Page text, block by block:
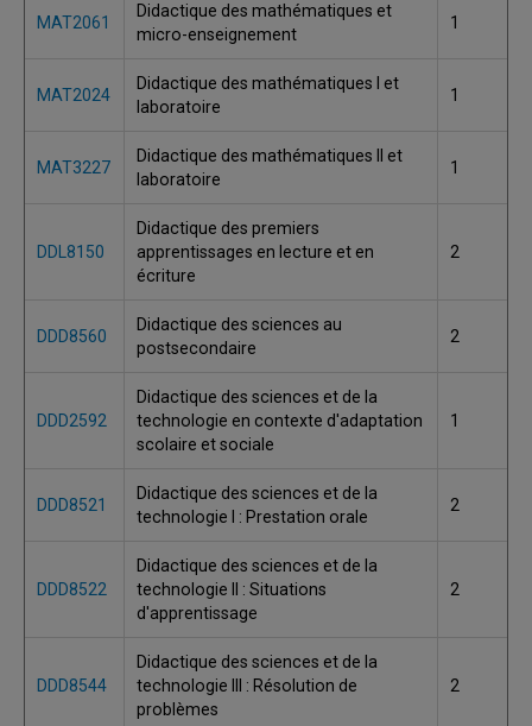
MAT2061
Didactique des mathématiques et
micro-enseignement
1
MAT2024
Didactique des mathématiques I et
laboratoire
1
MAT3227
Didactique des mathématiques II et
laboratoire
1
DDL8150
Didactique des premiers
apprentissages en lecture et en
écriture
2
DDD8560
Didactique des sciences au
postsecondaire
2
DDD2592
Didactique des sciences et de la
technologie en contexte d'adaptation
scolaire et sociale
1
DDD8521
Didactique des sciences et de la
technologie I : Prestation orale
2
DDD8522
Didactique des sciences et de la
technologie II : Situations
d'apprentissage
2
DDD8544
Didactique des sciences et de la
technologie III : Résolution de
problèmes
2